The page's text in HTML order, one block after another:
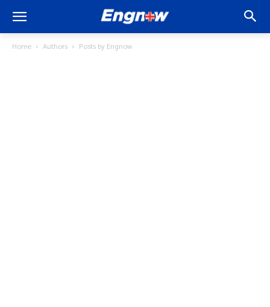
Home Authors Posts by Engnow